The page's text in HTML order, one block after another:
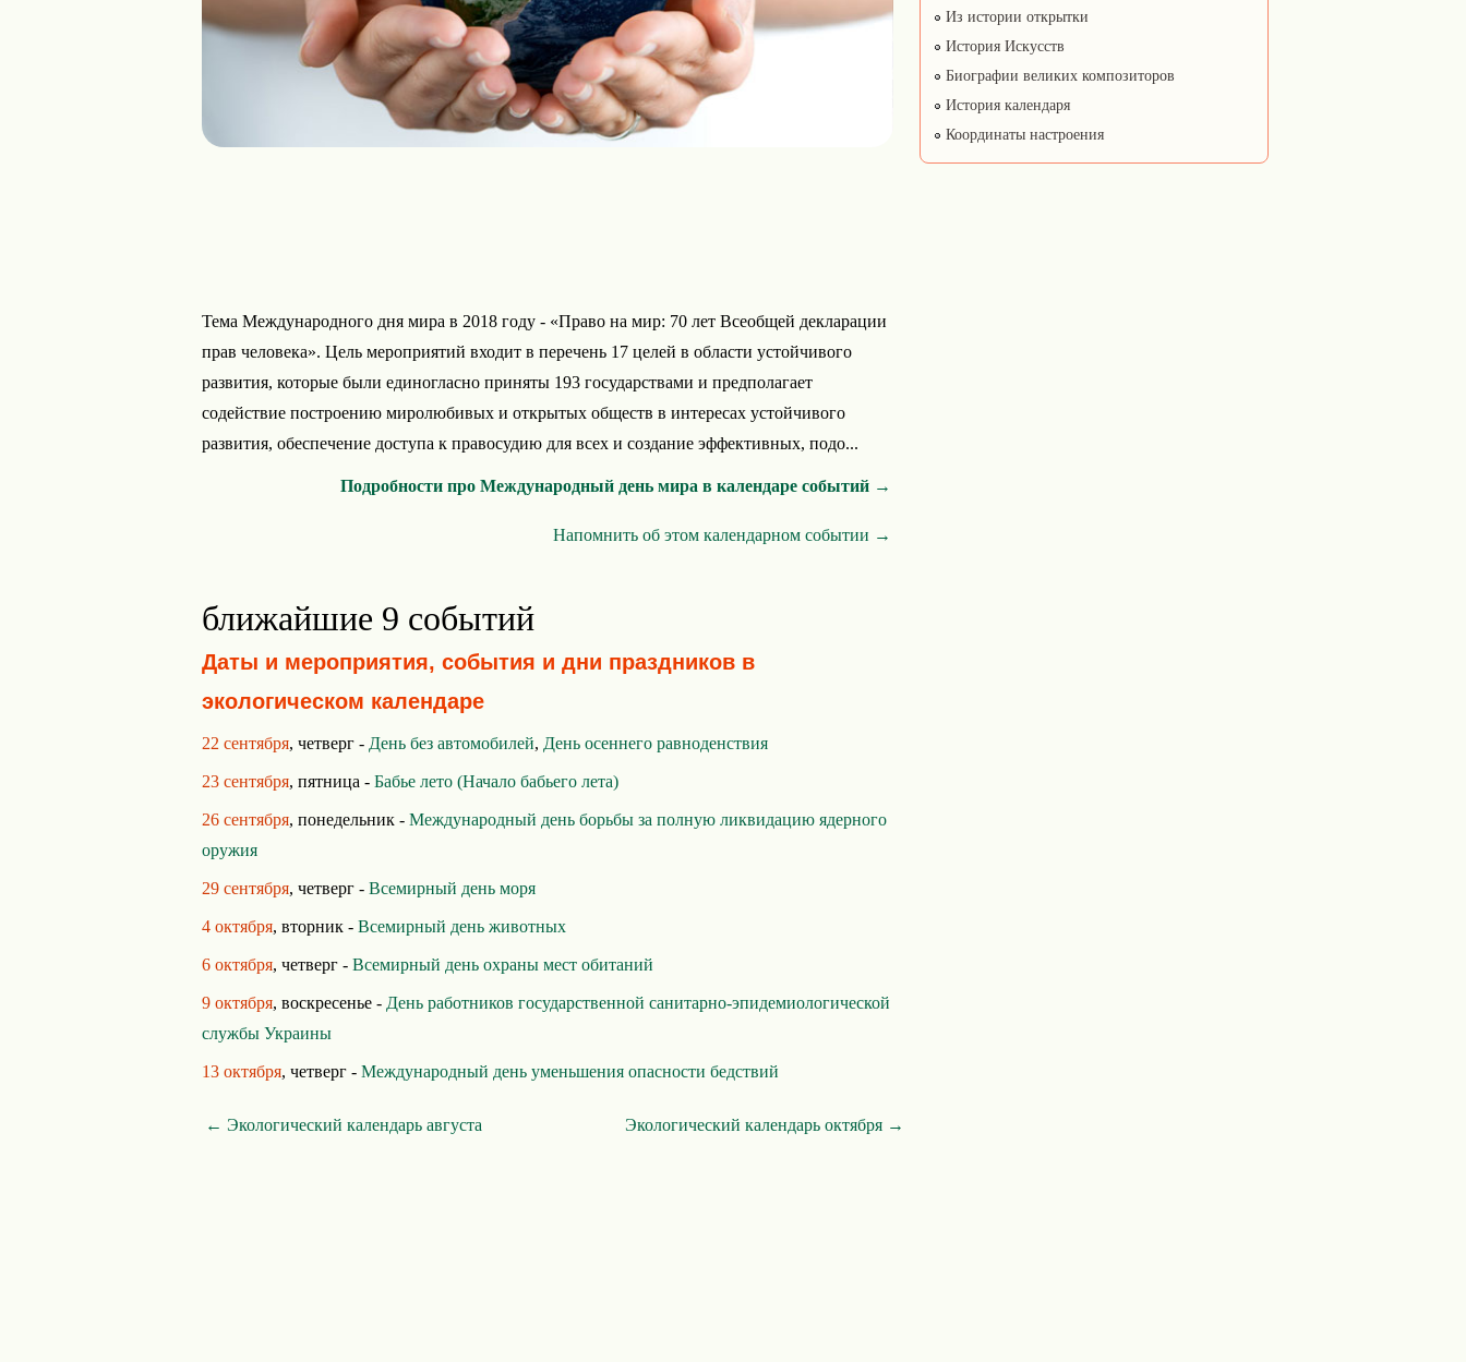
Тема Международного дня мира в 2018 году - «Право на мир: 70 лет Всеобщей декларации
прав человека». Цель мероприятий входит в перечень 17 целей в области устойчивого
развития, которые были единогласно приняты 193 государствами и предполагает
содействие построению миролюбивых и открытых обществ в интересах устойчивого
развития, обеспечение доступа к правосудию для всех и создание эффективных, подо...
Подробности про Международный день мира в календаре событий →
Напомнить об этом календарном событии →
ближайшие 9 событий
Даты и мероприятия, события и дни праздников в
экологическом календаре
22 сентября, четверг - День без автомобилей, День осеннего равноденствия
23 сентября, пятница - Бабье лето (Начало бабьего лета)
26 сентября, понедельник - Международный день борьбы за полную ликвидацию ядерного
оружия
29 сентября, четверг - Всемирный день моря
4 октября, вторник - Всемирный день животных
6 октября, четверг - Всемирный день охраны мест обитаний
9 октября, воскресенье - День работников государственной санитарно-эпидемиологической
службы Украины
13 октября, четверг - Международный день уменьшения опасности бедствий
← Экологический календарь августа Экологический календарь октября →
Из истории открытки
История Искусств
Биографии великих композиторов
История календаря
Координаты настроения